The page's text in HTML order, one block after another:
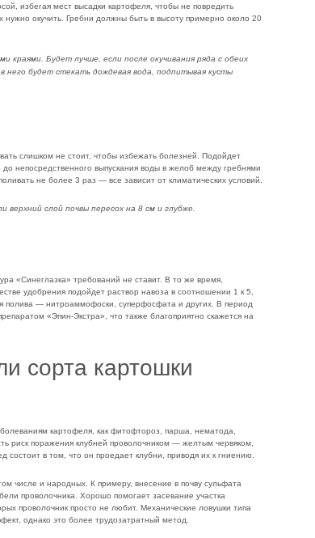
избегая мест высадки картофеля, чтобы не повредить
нужно окучить. Гребни должны быть в высоту примерно около 20
краями. Будет лучше, если после окучивания ряда с обеих
будет стекать дождевая вода, подпитывая кусты
слишком не стоит, чтобы избежать болезней. Подойдет
непосредственного выпускания воды в желоб между гребнями
не более 3 раз — все зависит от климатических условий.
слой почвы пересох на 8 см и глубже.
«Синеглазка» требований не ставит. В то же время,
удобрения подойдет раствор навоза в соотношении 1 к 5,
полива — нитроаммофоски, суперфосфата и других. В период
«Эпин-Экстра», что также благоприятно скажется на
сорта картошки
картофеля, как фитофтороз, парша, нематода,
риск поражения клубней проволочником — желтым червяком,
состоит в том, что он проедает клубни, приводя их к гниению.
числе и народных. К примеру, внесение в почву сульфата
проволочника. Хорошо помогает засевание участка
проволочник просто не любит. Механические ловушки типа
однако это более трудозатратный метод.